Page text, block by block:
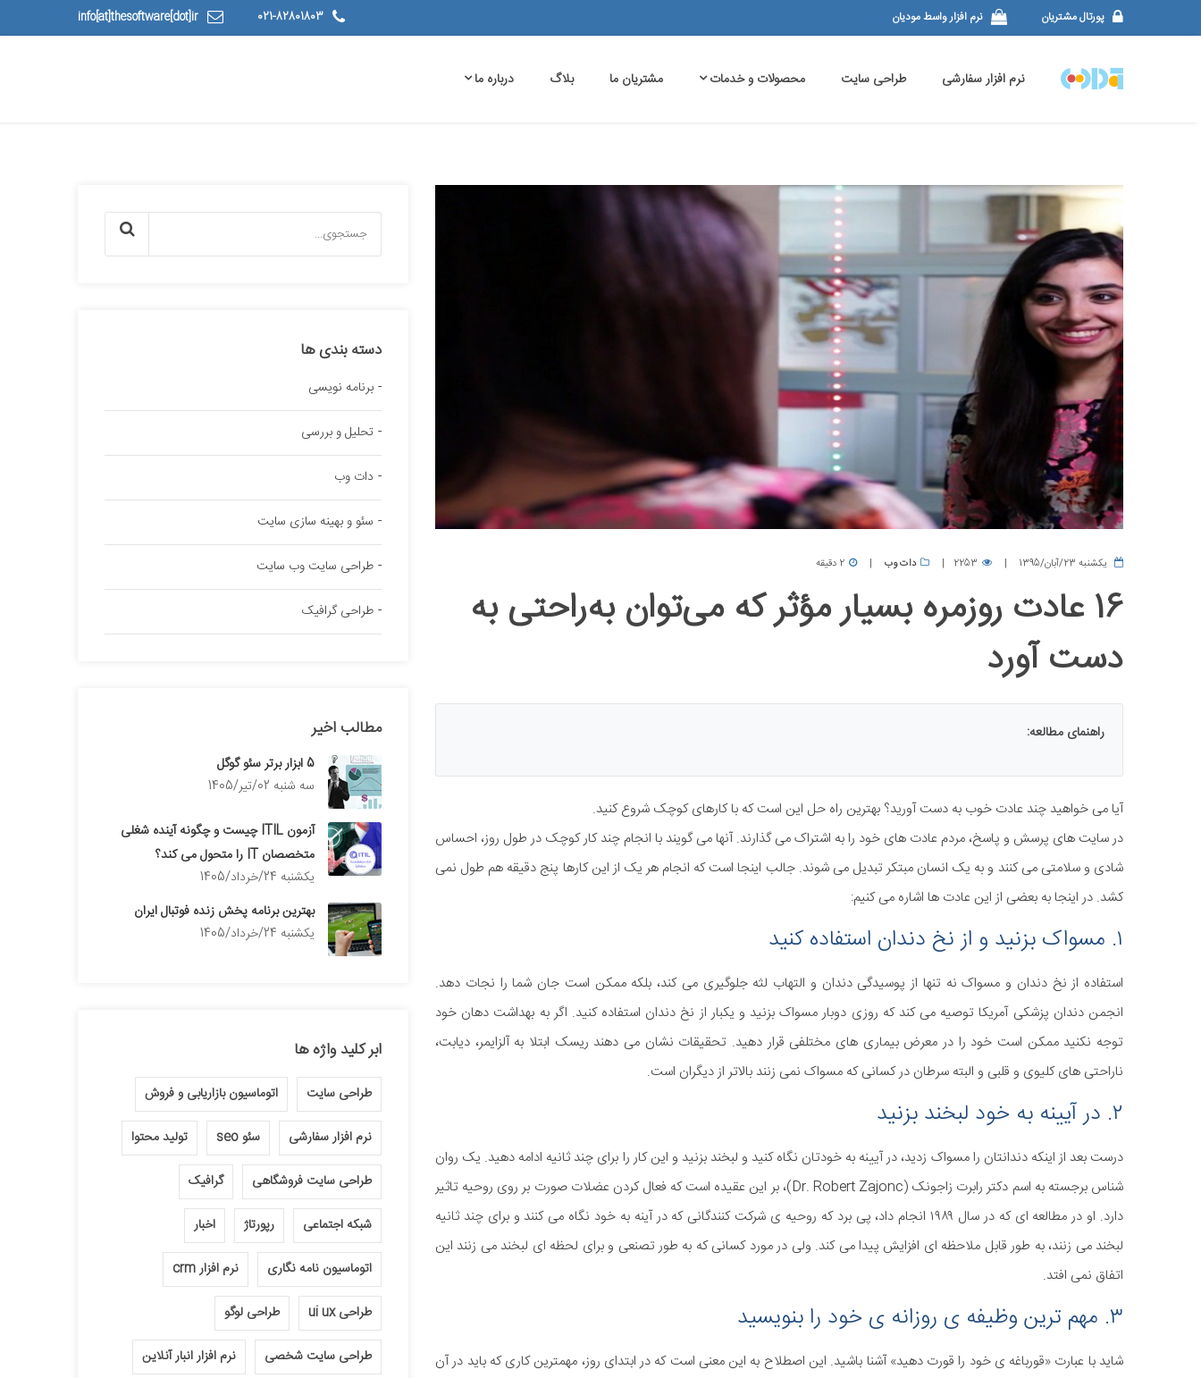
پورتال مشتریان نرم افزار واسط مودیان 021-82801803
info[at]thesoftware[dot]ir
نرم افزار سفارشی طراحی سایت محصولات و خدمات مشتریان ما بلاگ درباره ما
يكشنبه 23/آبان/1395 2253 دات وب 2 دقیقه
16 عادت روزمره بسیار مؤثر که می‌توان به‌راحتی به
دست آورد
راهنمای مطالعه:
آیا می خواهید چند عادت خوب به دست آورید؟ بهترین راه حل این است که با کارهای کوچک شروع کنید.
در سایت های پرسش و پاسخ، مردم عادت های خود را به اشتراک می گذارند. آنها می گویند با انجام چند کار کوچک در طول روز، احساس
شادی و سلامتی می کنند و به یک انسان مبتکر تبدیل می شوند. جالب اینجا است که انجام هر یک از این کارها پنج دقیقه هم طول نمی
کشد. در اینجا به بعضی از این عادت ها اشاره می کنیم:
۱. مسواک بزنید و از نخ دندان استفاده کنید
استفاده از نخ دندان و مسواک نه تنها از پوسیدگی دندان و التهاب لثه جلوگیری می کند، بلکه ممکن است جان شما را نجات دهد.
انجمن دندان پزشکی آمریکا توصیه می کند که روزی دوبار مسواک بزنید و یکبار از نخ دندان استفاده کنید. اگر به بهداشت دهان خود
توجه نکنید ممکن است خود را در معرض بیماری های مختلفی قرار دهید. تحقیقات نشان می دهند ریسک ابتلا به آلزایمر، دیابت،
ناراحتی های کلیوی و قلبی و البته سرطان در کسانی که مسواک نمی زنند بالاتر از دیگران است.
۲. در آیینه به خود لبخند بزنید
درست بعد از اینکه دندانتان را مسواک زدید، در آیینه به خودتان نگاه کنید و لبخند بزنید و این کار را برای چند ثانیه ادامه دهید. یک روان
شناس برجسته به اسم دکتر رابرت زاجونک (Dr. Robert Zajonc)، بر این عقیده است که فعال کردن عضلات صورت بر روی روحیه تاثیر
دارد. او در مطالعه ای که در سال ۱۹۸۹ انجام داد، پی برد که روحیه ی شرکت کنندگانی که در آینه به خود نگاه می کنند و برای چند ثانیه
لبخند می زنند، به طور قابل ملاحظه ای افزایش پیدا می کند. ولی در مورد کسانی که به طور تصنعی و برای لحظه ای لبخند می زنند این
اتفاق نمی افتد.
۳. مهم ترین وظیفه ی روزانه ی خود را بنویسید
شاید با عبارت «قورباغه ی خود را قورت دهید» آشنا باشید. این اصطلاح به این معنی است که در ابتدای روز، مهمترین کاری که باید در آن
دسته بندی ها
برنامه نویسی
تحلیل و بررسی
دات وب
سئو و بهینه سازی سایت
طراحی سایت وب سایت
طراحی گرافیک
مطالب اخیر
5 ابزار برتر سئو گوگل
سه شنبه 02/تیر/1405
آزمون ITIL چیست و چگونه آینده شغلی
متخصصان IT را متحول می کند؟
يكشنبه 24/خرداد/1405
بهترین برنامه پخش زنده فوتبال ایران
يكشنبه 24/خرداد/1405
ابر کلید واژه ها
طراحی سایت اتوماسیون بازاریابی و فروش
نرم افزار سفارشی سئو seo تولید محتوا
طراحی سایت فروشگاهی گرافیک
شبکه اجتماعی رپورتاژ اخبار
اتوماسیون نامه نگاری نرم افزار crm
طراحی ui ux طراحی لوگو
طراحی سایت شخصی نرم افزار انبار آنلاین